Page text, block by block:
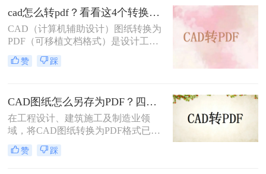
为PDF的方法。
cad怎么转pdf？看看这4个转换方法！
CAD（计算机辅助设计）图纸转换为
PDF（可移植文档格式）是设计工作
中常见的需求。PDF格式不仅具有良
好的兼容性和可读性，还能有效保护
图纸转换为PDF的高效方法。
赞 踩
CAD图纸怎么另存为PDF？四种简单实用的方法推荐
在工程设计、建筑施工及制造业领
域，将CAD图纸转换为PDF格式已成
为日常工作的标准流程。PDF格式凭
借跨平台兼容性强、文件体积适中、
赞 踩